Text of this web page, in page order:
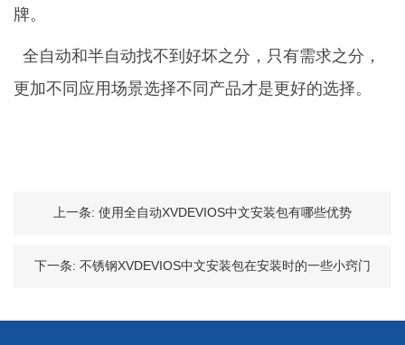
牌。
全自动和半自动找不到好坏之分，只有需求之分，
更加不同应用场景选择不同产品才是更好的选择。
上一条: 使用全自动XVDEVIOS中文安装包有哪些优势
下一条: 不锈钢XVDEVIOS中文安装包在安装时的一些小窍门